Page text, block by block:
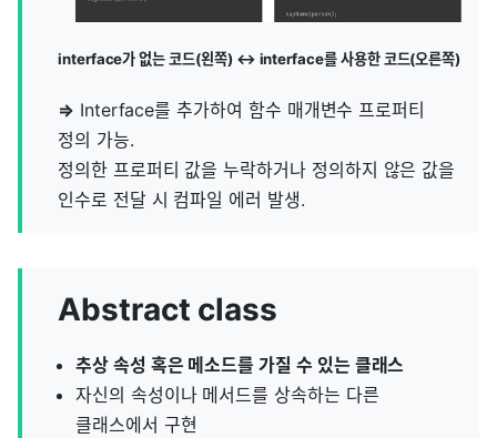
interface가 없는 코드(왼쪽) ↔ interface를 사용한 코드(오른쪽)
⇒ Interface를 추가하여 함수 매개변수 프로퍼티
정의 가능.
정의한 프로퍼티 값을 누락하거나 정의하지 않은 값을
인수로 전달 시 컴파일 에러 발생.
Abstract class
추상 속성 혹은 메소드를 가질 수 있는 클래스
자신의 속성이나 메서드를 상속하는 다른
클래스에서 구현